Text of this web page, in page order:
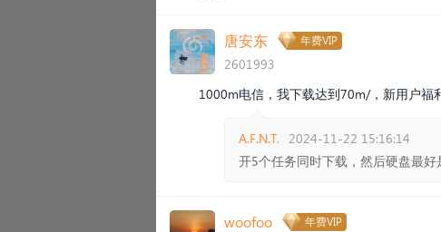
唐安东 年费VIP
2601993
1000m电信，我下载达到70m/，新用户福
A.F.N.T. 2024-11-22 15:16:14
开5个任务同时下载，然后硬盘最
woofoo 年费VIP